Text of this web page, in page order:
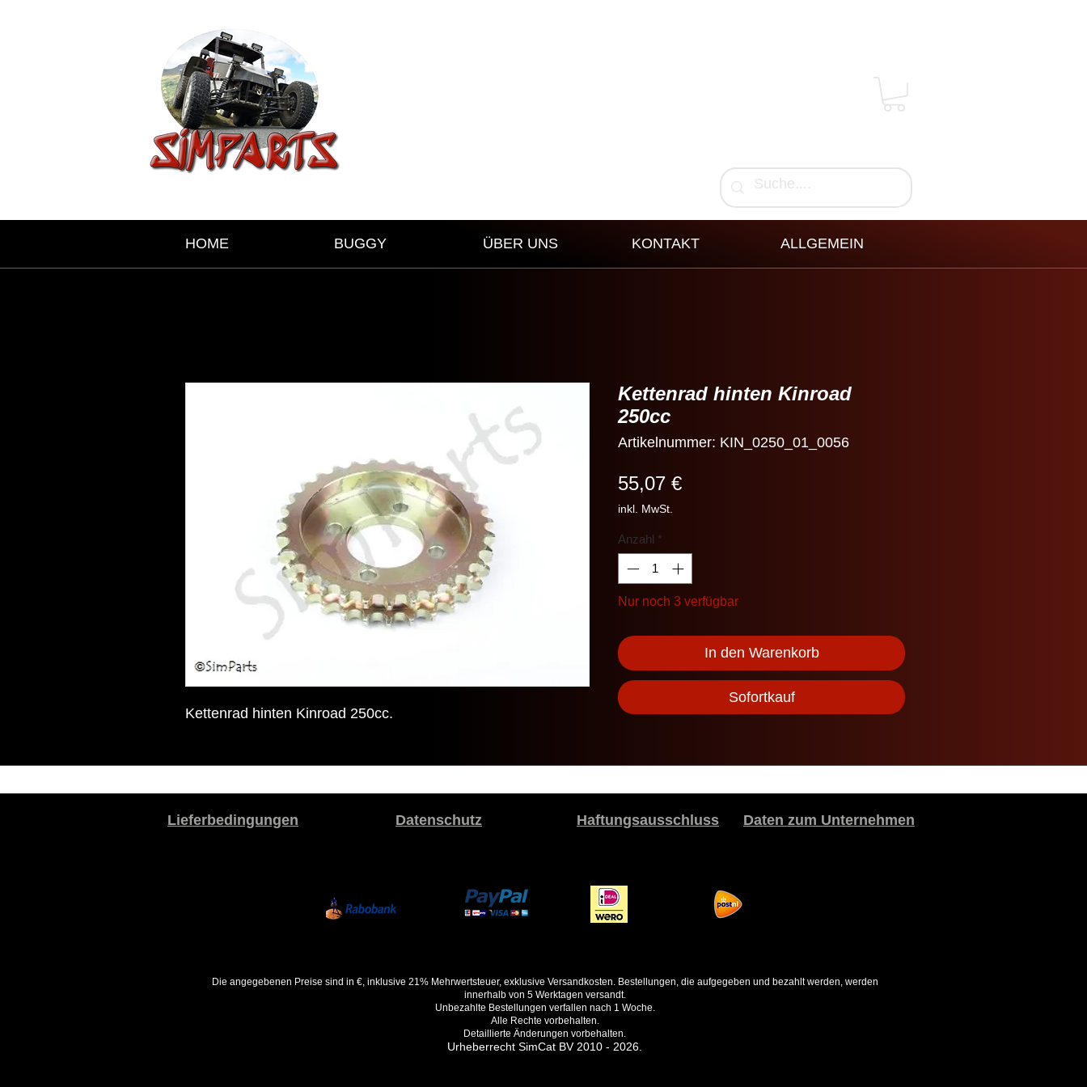
HOME BUGGY ÜBER UNS KONTAKT ALLGEMEIN
Kettenrad hinten Kinroad 250cc.
Kettenrad hinten Kinroad
250cc
Artikelnummer: KIN_0250_01_0056
55,07 €Preis
inkl. MwSt.
Anzahl *
Nur noch 3 verfügbar
In den Warenkorb
Sofortkauf
Lieferbedingungen Datenschutz Haftungsausschluss Daten zum Unternehmen
Die angegebenen Preise sind in €, inklusive 21% Mehrwertsteuer, exklusive Versandkosten. Bestellungen, die aufgegeben und bezahlt werden, werden
innerhalb von 5 Werktagen versandt.
Unbezahlte Bestellungen verfallen nach 1 Woche.
Alle Rechte vorbehalten.
Detaillierte Änderungen vorbehalten.
Urheberrecht SimCat BV 2010 - 2026.